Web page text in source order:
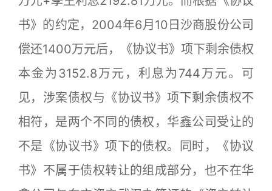
书》的约定，2004年6月10日沙商股份公司
偿还1400万元后，《协议书》项下剩余债权
本金为3152.8万元，利息为744万元。可
见，涉案债权与《协议书》项下剩余债权不
相符，是两个不同的债权，华鑫公司受让的
不是《协议书》项下的债权。同时，《协议
书》不属于债权转让的组成部分，也不在华